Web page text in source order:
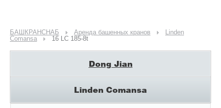
БАШКРАНСНАБ Аренда башенных кранов
Linden
Comansa
16 LC 185-8t
Dong Jian
Linden Comansa